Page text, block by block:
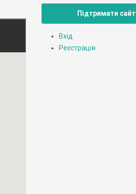
Підтримати сайт
Вхід
Реєстрація